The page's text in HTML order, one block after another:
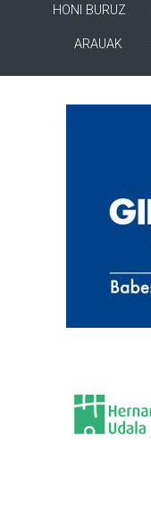
HONI BURUZ
ARAUAK